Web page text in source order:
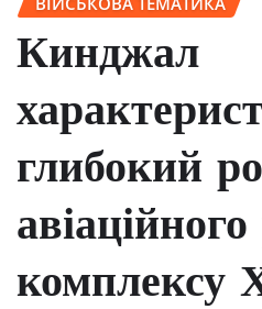
Кинджал
глибокий
комплексу